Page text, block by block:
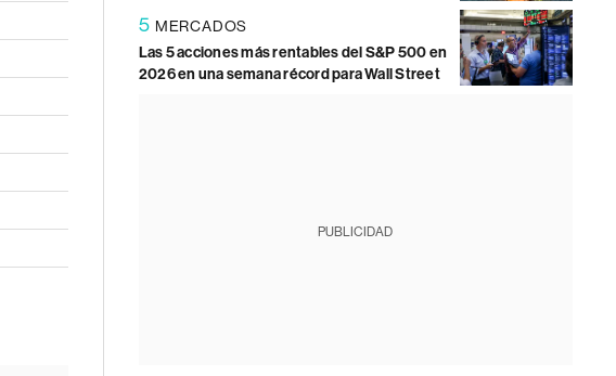
5 MERCADOS
Las 5 acciones más rentables del S&P 500 en
2026 en una semana récord para Wall Street
PUBLICIDAD